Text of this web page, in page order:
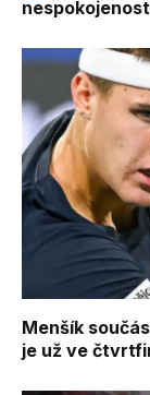
Menšík
je už ve